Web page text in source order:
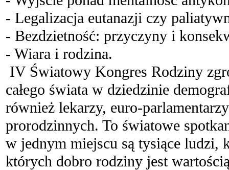
- Legalizacja eutanazji czy
- Bezdzietność: przyczyny i
- Wiara i rodzina.
IV Światowy Kongres Rodziny
całego świata w dziedzinie
również lekarzy, euro-
prorodzinnych. To światowe
w jednym miejscu są tysiące ludzi,
których dobro rodziny jest